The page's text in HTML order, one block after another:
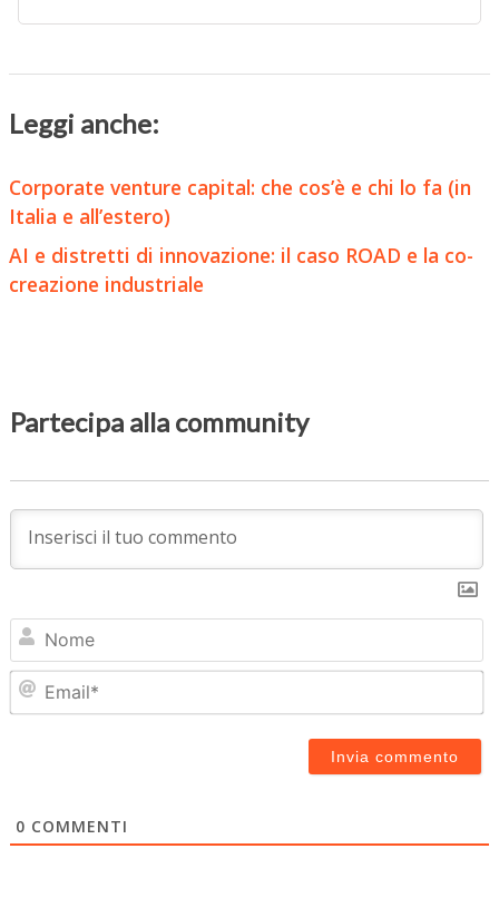
Leggi anche:
Corporate venture capital: che cos’è e chi lo fa (in
Italia e all’estero)
AI e distretti di innovazione: il caso ROAD e la co-
creazione industriale
Partecipa alla community
0 COMMENTI